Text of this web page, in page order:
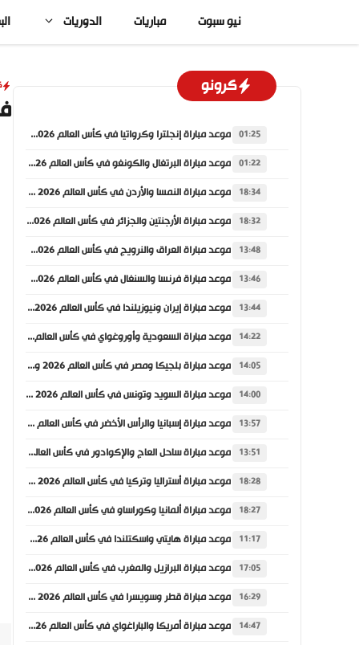
المحتوى
نيو سبوت مباريات الدوريات
كرونو
01:25 موعد مباراة إنجلترا وكرواتيا في كأس العالم 2026 والقنوات الناقلة
01:22 موعد مباراة البرتغال والكونغو في كأس العالم 2026 والقنوات الناقلة
18:34 موعد مباراة النمسا والأردن في كأس العالم 2026 والقنوات الناقلة
18:32 موعد مباراة الأرجنتين والجزائر في كأس العالم 2026 والقنوات الناقلة
13:48 موعد مباراة العراق والنرويج في كأس العالم 2026 والقنوات الناقلة
13:46 موعد مباراة فرنسا والسنغال في كأس العالم 2026 والقنوات الناقلة
13:44 موعد مباراة إيران ونيوزيلندا في كأس العالم 2026 والقنوات الناقلة
14:22 موعد مباراة السعودية وأوروغواي في كأس العالم 2026 والقنوات الناقلة
14:05 موعد مباراة بلجيكا ومصر في كأس العالم 2026 والقنوات الناقلة
14:00 موعد مباراة السويد وتونس في كأس العالم 2026 والقنوات الناقلة
13:57 موعد مباراة إسبانيا والرأس الأخضر في كأس العالم 2026 والقنوات الناقلة
13:51 موعد مباراة ساحل العاج والإكوادور في كأس العالم 2026 والقنوات الناقلة
18:28 موعد مباراة أستراليا وتركيا في كأس العالم 2026 والقنوات الناقلة
18:27 موعد مباراة ألمانيا وكوراساو في كأس العالم 2026 والقنوات الناقلة
11:17 موعد مباراة هايتي واسكتلندا في كأس العالم 2026 والقنوات الناقلة
17:05 موعد مباراة البرازيل والمغرب في كأس العالم 2026 والقنوات الناقلة
16:29 موعد مباراة قطر وسويسرا في كأس العالم 2026 والقنوات الناقلة
14:47 موعد مباراة أمريكا والباراغواي في كأس العالم 2026 والقنوات الناقلة